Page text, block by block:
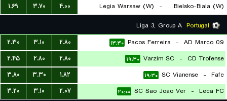
BTS Rekord Bielsko-Biala (W)
-
Legia Warsaw (W)
۱۳:۳۰
۴.۰۰ ۳.۷۰
۱.۶۹
Portugal
AD Marco 09
-
Pacos Ferreira ۱۳:۳۰ ۲.۸۰ ۳.۱۰
۲.۳۰
CD Trofense
-
Varzim SC ۱۹:۳۰ ۲.۸۰ ۲.۸۰
۲.۴۵
Fafe
-
SC Vianense ۱۹:۳۰ ۱.۸۲ ۳.۳۰
۳.۸۰
Leca FC
-
SC Sao Joao Ver ۲۰:۰۰ ۲.۰۷ ۳.۱۰
۳.۲۰